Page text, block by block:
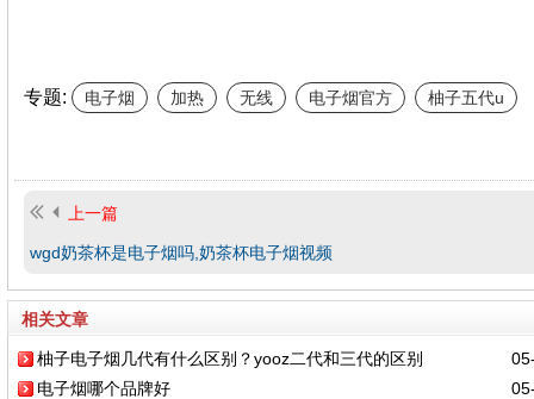
专题: 电子烟 加热 无线 电子烟官方 柚子五代u
上一篇
wgd奶茶杯是电子烟吗,奶茶杯电子烟视频
相关文章
柚子电子烟几代有什么区别？yooz二代和三代的区别
电子烟哪个品牌好